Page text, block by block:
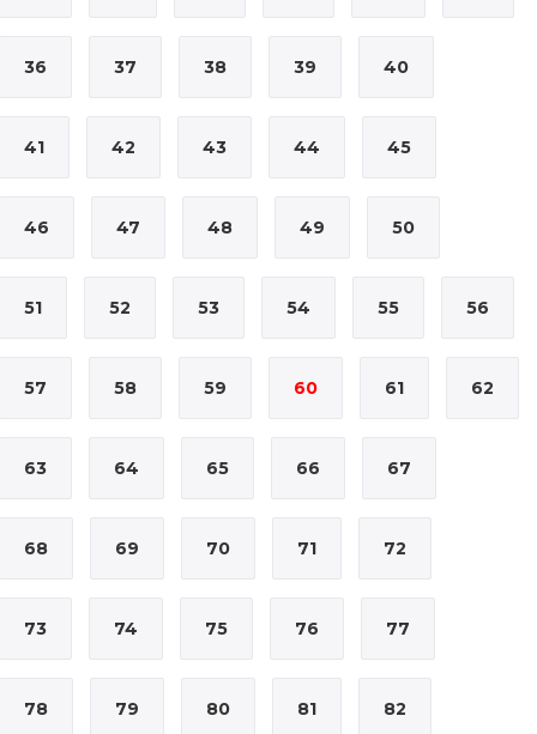
36 37 38 39 40
41 42 43 44 45
46 47 48 49 50
51 52 53 54 55 56
57 58 59 60 61 62
63 64 65 66 67
68 69 70 71 72
73 74 75 76 77
78 79 80 81 82